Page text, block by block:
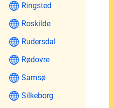
Ringsted
Roskilde
Rudersdal
Rødovre
Samsø
Silkeborg